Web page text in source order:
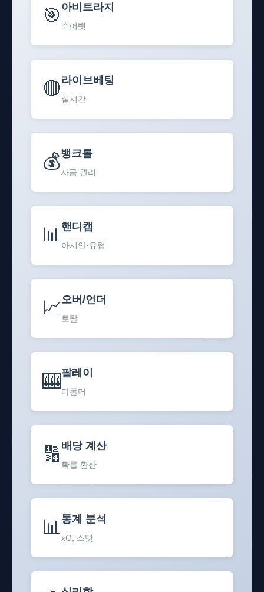
🎯 아비트라지
슈어벳
🔴라이브베팅
실시간
💰뱅크롤
자금 관리
📊 핸디캡
아시안·유럽
📈 오버/언더
토탈
🎰팔레이
다폴더
🔢 배당 계산
확률 환산
📊 통계 분석
xG, 스탯